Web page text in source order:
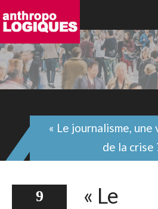
« Le journalisme,
de la crise
9
« Le